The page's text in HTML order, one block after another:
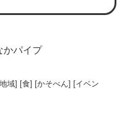
かパイプ
域] [食] [かそべん] [イベン